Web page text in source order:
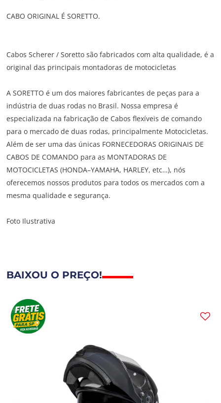
CABO ORIGINAL É SORETTO.
Cabos Scherer / Soretto são fabricados com alta qualidade, é a
original das principais montadoras de motocicletas
A SORETTO é um dos maiores fabricantes de peças para a
indústria de duas rodas no Brasil. Nossa empresa é
especializada na fabricação de Cabos flexíveis de comando
para o mercado de duas rodas, principalmente Motocicletas.
Além de ser uma das únicas FORNECEDORAS ORIGINAIS DE
CABOS DE COMANDO para as MONTADORAS DE
MOTOCICLETAS (HONDA–YAMAHA, HARLEY, etc…), nós
oferecemos nossos produtos para todos os mercados com a
mesma qualidade e segurança.
Foto Ilustrativa
BAIXOU O PREÇO!